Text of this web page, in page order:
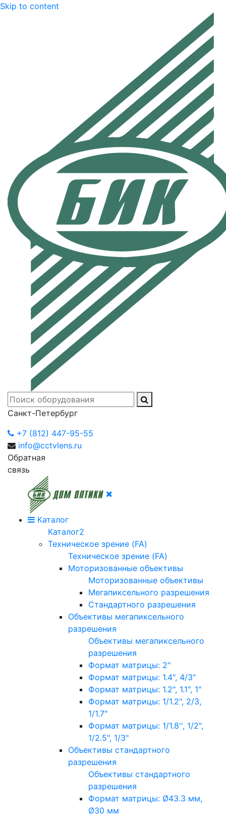
Skip to content
Санкт-Петербург
+7 (812) 447-95-55
info@cctvlens.ru
Обратная
связь
Каталог
Каталог2
Техническое зрение (FA)
Техническое зрение (FA)
Моторизованные объективы
Моторизованные объективы
Мегапиксельного разрешения
Стандартного разрешения
Объективы мегапиксельного
разрешения
Объективы мегапиксельного
разрешения
Формат матрицы: 2"
Формат матрицы: 1.4", 4/3"
Формат матрицы: 1.2", 1.1", 1"
Формат матрицы: 1/1.2", 2/3,
1/1.7"
Формат матрицы: 1/1.8'', 1/2",
1/2.5", 1/3"
Объективы стандартного
разрешения
Объективы стандартного
разрешения
Формат матрицы: Ø43.3 мм,
Ø30 мм